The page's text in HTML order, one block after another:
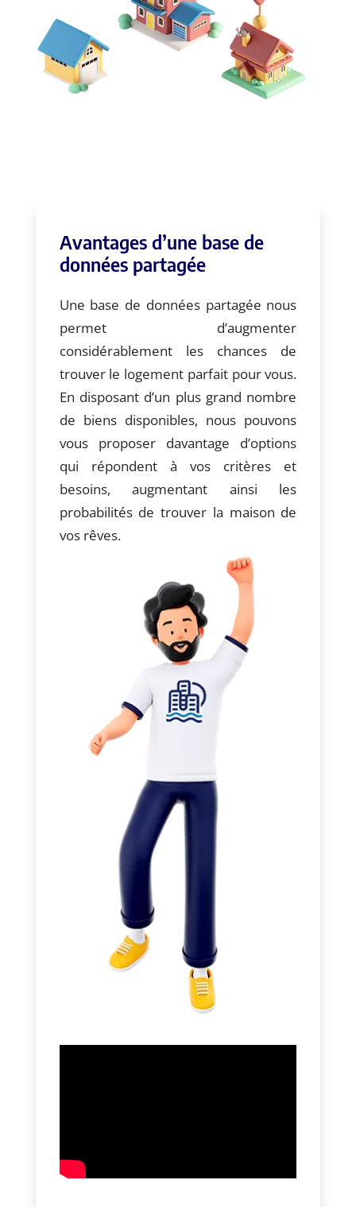
Avantages d’une base de
données partagée
Une base de données partagée nous
permet d’augmenter
considérablement les chances de
trouver le logement parfait pour vous.
En disposant d’un plus grand nombre
de biens disponibles, nous pouvons
vous proposer davantage d’options
qui répondent à vos critères et
besoins, augmentant ainsi les
probabilités de trouver la maison de
vos rêves.